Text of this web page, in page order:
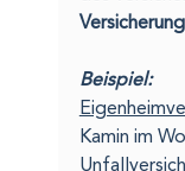
Beispiel:
Kamin im